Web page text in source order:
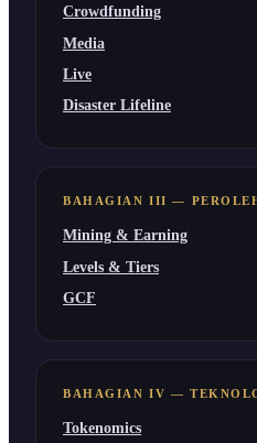
Crowdfunding
Media
Live
Disaster Lifeline
BAHAGIAN III —
Mining & Earning
Levels & Tiers
GCF
BAHAGIAN IV —
Tokenomics